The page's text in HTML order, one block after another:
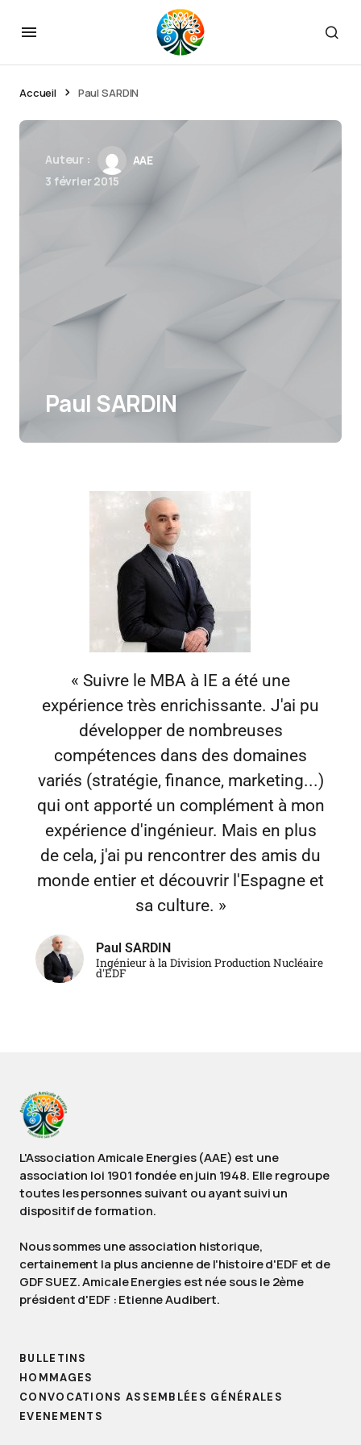
Accueil Paul SARDIN
Auteur :
AAE
3 février 2015
Paul SARDIN
« Suivre le MBA à IE a été une
expérience très enrichissante. J'ai pu
développer de nombreuses
compétences dans des domaines
variés (stratégie, finance, marketing...)
qui ont apporté un complément à mon
expérience d'ingénieur. Mais en plus
de cela, j'ai pu rencontrer des amis du
monde entier et découvrir l'Espagne et
sa culture. »
Paul SARDIN
Ingénieur à la Division Production Nucléaire
d'EDF
L'Association Amicale Energies (AAE) est une
association loi 1901 fondée en juin 1948. Elle regroupe
toutes les personnes suivant ou ayant suivi un
dispositif de formation.
Nous sommes une association historique,
certainement la plus ancienne de l'histoire d'EDF et de
GDF SUEZ. Amicale Energies est née sous le 2ème
président d'EDF : Etienne Audibert.
BULLETINS
HOMMAGES
CONVOCATIONS ASSEMBLÉES GÉNÉRALES
EVENEMENTS